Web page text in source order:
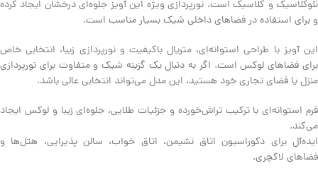
نئوکلاسیک و کلاسیک است. نورپردازی ویژه این آویز جلوه‌ای درخشان ایجاد کرده
و برای استفاده در فضاهای داخلی شیک بسیار مناسب است.
این آویز با طراحی استوانه‌ای، متریال باکیفیت و نورپردازی زیبا، انتخابی خاص
برای فضاهای لوکس است. اگر به دنبال یک گزینه شیک و متفاوت برای نورپردازی
منزل یا فضای تجاری خود هستید، این مدل می‌تواند انتخابی عالی باشد.
فرم استوانه‌ای با ترکیب تراش‌خورده و جزئیات طلایی، جلوه‌ای زیبا و لوکس ایجاد
می‌کند.
ایده‌آل برای دکوراسیون اتاق نشیمن، اتاق خواب، سالن پذیرایی، هتل‌ها و
فضاهای لاکچری.